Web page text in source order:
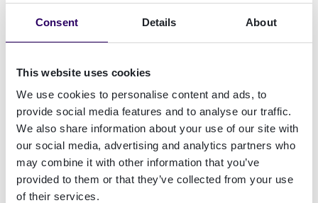
Consent Details About
This website uses cookies
We use cookies to personalise content and ads, to
provide social media features and to analyse our traffic.
We also share information about your use of our site with
our social media, advertising and analytics partners who
may combine it with other information that you’ve
provided to them or that they’ve collected from your use
of their services.
markedsklare.
«Vi er glade for å kunne fortsette arbeidet med
ledende europeisk skikkelse innen digital
identitet, så vi forstår hvilke utfordringer som
ligger foran startups og de som jobber med
oppskalering. Både erfaringen vår og
produktene våre kan være nyttige ressurser for
nye bedrifter med mål om å ta sin plass i
markedet, og vi ser fram til å oppnå det sammen